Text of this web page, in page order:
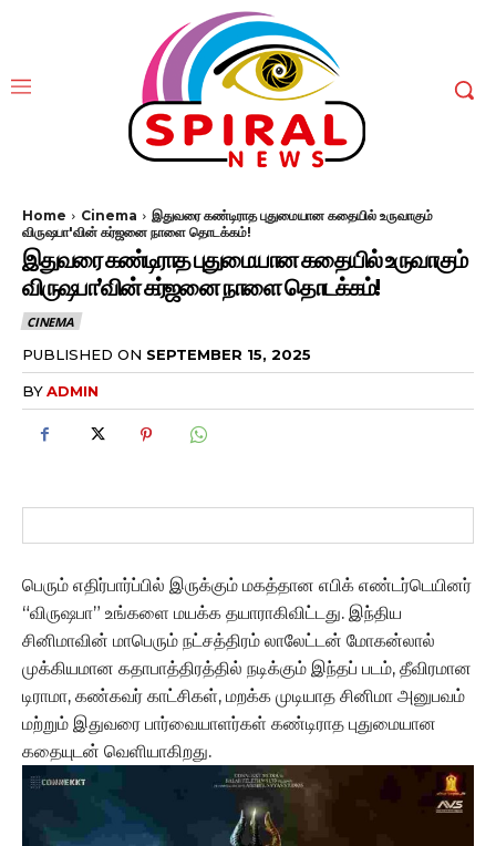
Home Cinema
இதுவரை கண்டிராத புதுமையான கதையில் உருவாகும்
விருஷபா'வின் கர்ஜனை நாளை தொடக்கம்!
இதுவரை கண்டிராத புதுமையான கதையில் உருவாகும்
விருஷபா’வின் கர்ஜனை நாளை தொடக்கம்!
CINEMA
PUBLISHED ON SEPTEMBER 15, 2025
BYADMIN
பெரும் எதிர்பார்ப்பில் இருக்கும் மகத்தான எபிக் எண்டர்டெயினர்
“விருஷபா” உங்களை மயக்க தயாராகிவிட்டது. இந்திய
சினிமாவின் மாபெரும் நட்சத்திரம் லாலேட்டன் மோகன்லால்
முக்கியமான கதாபாத்திரத்தில் நடிக்கும் இந்தப் படம், தீவிரமான
டிராமா, கண்கவர் காட்சிகள், மறக்க முடியாத சினிமா அனுபவம்
மற்றும் இதுவரை பார்வையாளர்கள் கண்டிராத புதுமையான
கதையுடன் வெளியாகிறது.